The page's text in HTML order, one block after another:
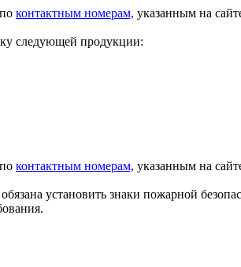
контактным номерам, указанным на
следующей продукции:
контактным номерам, указанным на
установить знаки пожарной